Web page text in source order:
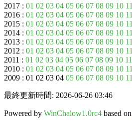
2017 : 01 02 03 04 05 06 07 08 09 10 11
2016 : 01 02 03 04 05 06 07 08 09 10 11
2015 : 01 02 03 04 05 06 07 08 09 10 11
2014 : 01 02 03 04 05 06 07 08 09 10 11
2013 : 01 02 03 04 05 06 07 08 09 10 11
2012 : 01 02 03 04 05 06 07 08 09 10 11
2011 : 01 02 03 04 05 06 07 08 09 10 11
2010 : 01 02 03 04 05 06 07 08 09 10 11
2009 : 01 02 03 04 05 06 07 08 09 10 11
最終更新時間: 2026-06-26 03:46
Powered by WinChalow1.0rc4 based on